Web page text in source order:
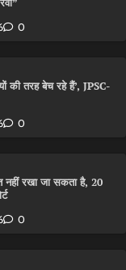
0
की तरह बेच रहे हैं’, JPSC-
0
नहीं रखा जा सकता है, 20
0